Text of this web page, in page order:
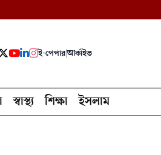
ই-পেপার|আর্কাইভ
স্বাস্থ্য শিক্ষা ইসলাম